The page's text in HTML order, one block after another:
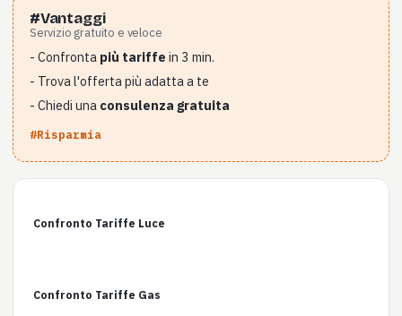
#Vantaggi
Servizio gratuito e veloce
- Confronta più tariffe in 3 min.
- Trova l'offerta più adatta a te
- Chiedi una consulenza gratuita
#Risparmia
Confronto Tariffe Luce
Confronto Tariffe Gas